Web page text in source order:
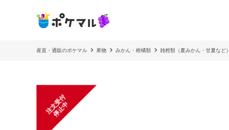
産直・通販のポケマル 果物 みかん・柑橘類 雑柑類（夏みかん・甘夏など）
注
文
受
付
停
止
中